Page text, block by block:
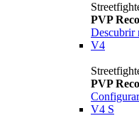
PVP
Descubrir
V4
PVP
Configurar
V4 S